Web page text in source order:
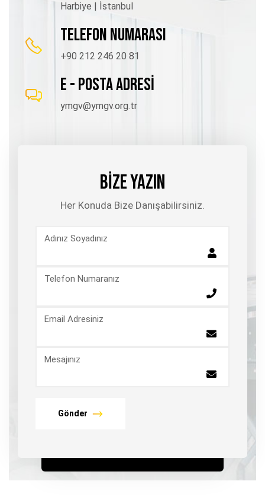
Harbiye | İstanbul
TELEFON NUMARASI
+90 212 246 20 81
E - POSTA ADRESİ
ymgv@ymgv.org.tr
BİZE YAZIN
Her Konuda Bize Danışabilirsiniz.
Adınız Soyadınız
Telefon Numaranız
Email Adresiniz
Mesajınız
Gönder